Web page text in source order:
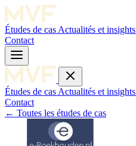
Études de cas Actualités et insights
Contact
Études de cas Actualités et insights
Contact
← Toutes les études de cas